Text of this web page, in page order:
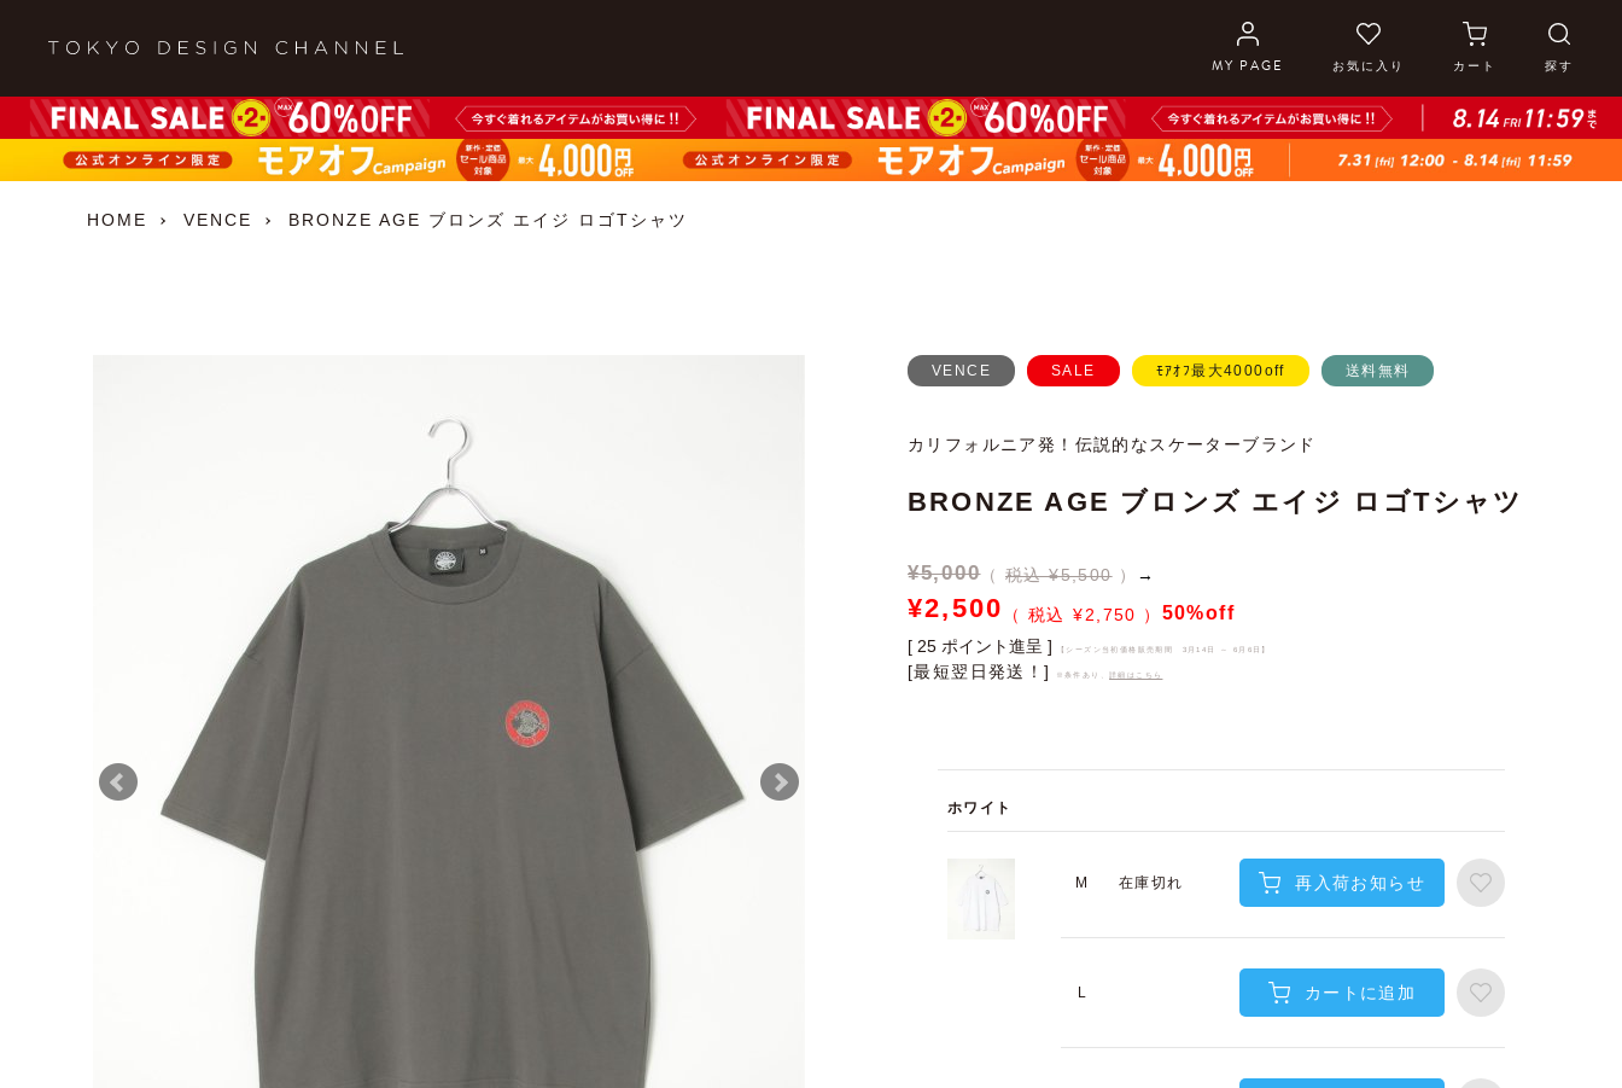
MY PAGE お気に入り カート 探す
HOME VENCE BRONZE AGE ブロンズ エイジ ロゴTシャツ
VENCE SALE ﾓｱｵﾌ最大4000off 送料無料
カリフォルニア発！伝説的なスケーターブランド
BRONZE AGE ブロンズ エイジ ロゴTシャツ
¥5,000 税込 ¥5,500 →
¥2,500 ¥2,750 50%off
[ 25 ポイント進呈 ] 【シーズン当初価格販売期間 3月14日 ～ 6月6日 】
[最短翌日発送！] ※条件あり、 詳細はこちら
ホワイト
M 在庫切れ 再入荷お知らせ
L カートに追加